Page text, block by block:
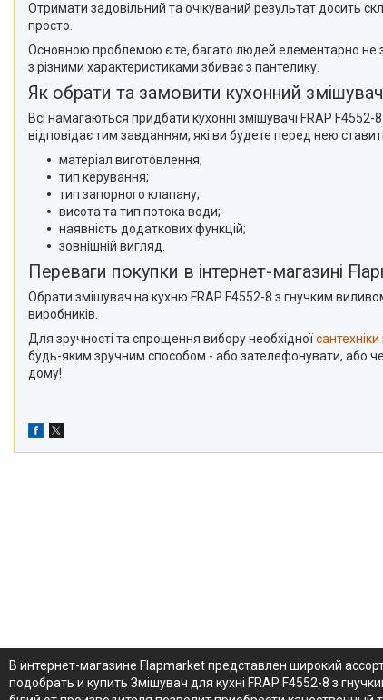
Отримати задовільний та очікуваний результат досить
просто.
Основною проблемою є те, багато людей елементарно не
з різними характеристиками збиває з пантелику.
Як обрати та замовити кухонний
Всі намагаються придбати кухонні змішувачі FRAP
відповідає тим завданням, які ви будете перед нею
матеріал виготовлення;
тип керування;
тип запорного клапану;
висота та тип потока води;
наявність додаткових функцій;
зовнішній вигляд.
Переваги покупки в інтернет-магазині
Обрати змішувач на кухню FRAP F4552-8 з гнучким
виробників.
Для зручності та спрощення вибору необхідноїсантехніки
будь-яким зручним способом - або зателефонувати, або
дому!
В интернет-магазине Flapmarket представлен широкий
подобрать и купить Змішувач для кухні FRAP F4552-8 з